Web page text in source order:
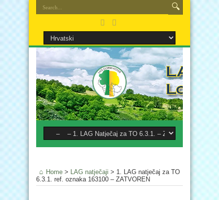
Home > LAG natječaji > 1. LAG natječaj za TO
6.3.1. ref. oznaka 163100 – ZATVOREN